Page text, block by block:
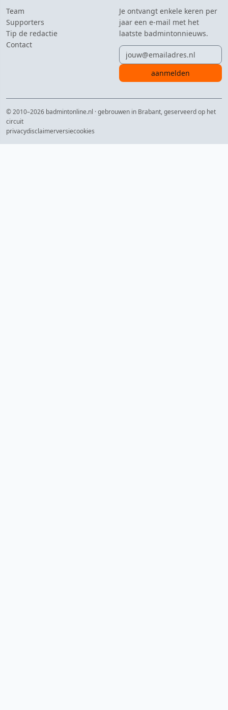
Team
Supporters
Tip de redactie
Contact
Je ontvangt enkele keren per
jaar een e-mail met het
laatste badmintonnieuws.
E-mailadres
aanmelden
© 2010–2026 badmintonline.nl · gebrouwen in Brabant, geserveerd op het
circuit
privacydisclaimerversiecookies